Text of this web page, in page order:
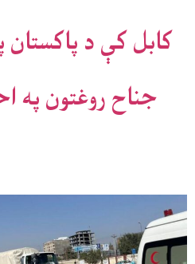
کابل کې د پاکستان
جناح روغتون په